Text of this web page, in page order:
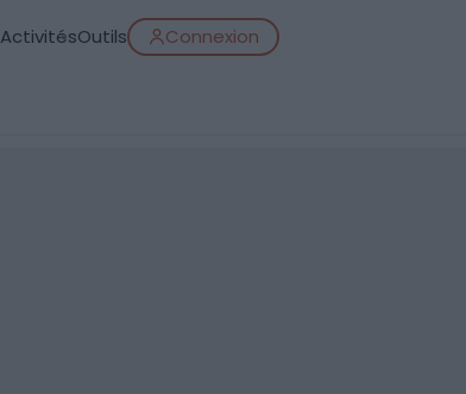
ActivitésOutils Connexion